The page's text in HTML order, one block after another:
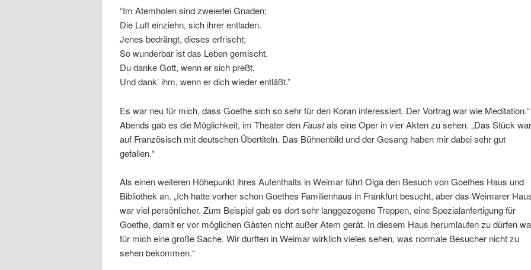
“Im Atemholen sind zweierlei Gnaden;
Die Luft einziehn, sich ihrer entladen.
Jenes bedrängt, dieses erfrischt;
So wunderbar ist das Leben gemischt.
Du danke Gott, wenn er sich preßt,
Und dank’ ihm, wenn er dich wieder entläßt.”
Es war neu für mich, dass Goethe sich so sehr für den Koran interessiert. Der Vortrag war wie Meditation.“
Abends gab es die Möglichkeit, im Theater den Faustals eine Oper in vier Akten zu sehen. „Das Stück war
auf Französisch mit deutschen Übertiteln. Das Bühnenbild und der Gesang haben mir dabei sehr gut
gefallen.“
Als einen weiteren Höhepunkt ihres Aufenthalts in Weimar führt Olga den Besuch von Goethes Haus und
Bibliothek an. „Ich hatte vorher schon Goethes Familienhaus in Frankfurt besucht, aber das Weimarer
war viel persönlicher. Zum Beispiel gab es dort sehr langgezogene Treppen, eine Spezialanfertigung für
Goethe, damit er vor möglichen Gästen nicht außer Atem gerät. In diesem Haus herumlaufen zu dürfen
für mich eine große Sache. Wir durften in Weimar wirklich vieles sehen, was normale Besucher nicht zu
sehen bekommen.“